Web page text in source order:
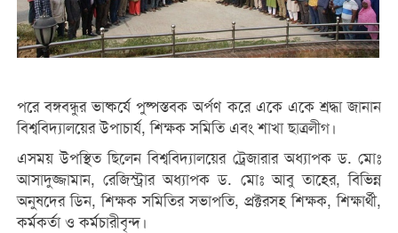
পরে বঙ্গবন্ধুর ভাষ্কর্যে পুষ্পস্তবক অর্পণ করে একে একে শ্রদ্ধা জানান
বিশ্ববিদ্যালয়ের উপাচার্য, শিক্ষক সমিতি এবং শাখা ছাত্রলীগ।
এসময় উপস্থিত ছিলেন বিশ্ববিদ্যালয়ের ট্রেজারার অধ্যাপক ড. মোঃ
আসাদুজ্জামান, রেজিস্ট্রার অধ্যাপক ড. মোঃ আবু তাহের, বিভিন্ন
অনুষদের ডিন, শিক্ষক সমিতির সভাপতি, প্রক্টরসহ শিক্ষক, শিক্ষার্থী,
কর্মকর্তা ও কর্মচারীবৃন্দ।